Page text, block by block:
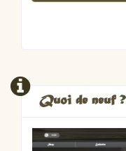
Quoi de neuf ?